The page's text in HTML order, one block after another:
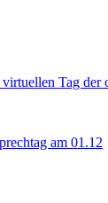
Tag der
am 01.12